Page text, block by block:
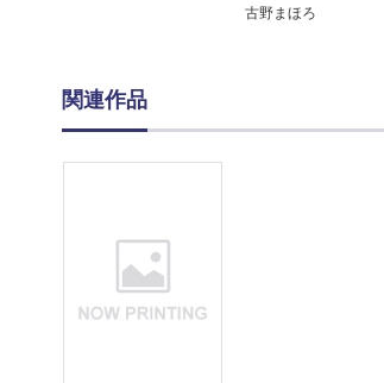
古野まほろ
関連作品